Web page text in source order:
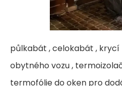
půlkabát , celokabát ,
obytného vozu ,
termofólie do oken pro